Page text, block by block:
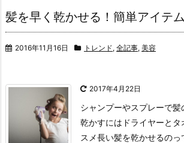
髪を早く乾かせる！簡単アイテ
2016年11月16日 トレンド, 全記事, 美容
2017年4月22日
シャンプーやスプレーで
乾かすにはドライヤーと
スメ長い髪を乾かせるのっ